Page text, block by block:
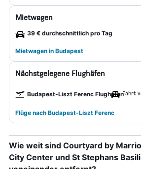
Mietwagen
39 € durchschnittlich pro Tag
Mietwagen in Budapest
Nächstgelegene Flughäfen
Budapest-Liszt Ferenc FlughafenFahrt
Flüge nach Budapest-Liszt Ferenc
Wie weit sind Courtyard by
City Center und St Stephans